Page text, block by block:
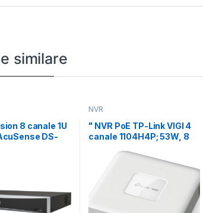
similare
8 canale 1U
DS-
NVR
" NVR PoE TP-Link VIGI 4
canale 1104H4P; 53W, 8